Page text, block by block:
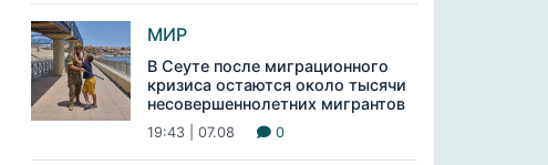
МИР
В Сеуте после миграционного
кризиса остаются около тысячи
несовершеннолетних мигрантов
19:43 | 07.08 0